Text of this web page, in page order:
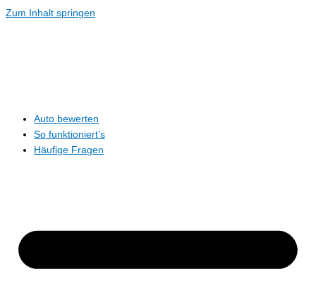
Zum Inhalt springen
Auto bewerten
So funktioniert’s
Häufige Fragen